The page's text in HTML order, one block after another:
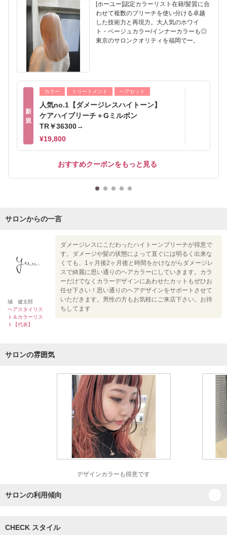
[ホーユー]認定カラーリスト在籍!髪質に合
わせて複数のブリーチを使い分ける卓越
した技術力と再現力。大人気のホワイ
ト・ベージュカラー/インナーカラーも◎
東京のサロンクオリティを福岡でー。
新
規
カラー トリートメント ヘアセット
人気no.1【ダメージレスハイトーン】
ケアハイブリーチ＋Gミルボン
TR￥36300→
¥19,800
おすすめクーポンをもっと見る
サロンからの一言
城 健太郎
ヘアスタイリス
ト＆カラーリス
ト【代表】
ダメージレスにこだわったハイトーンブリーチが得意で
す。ダメージや髪の状態によって直ぐには明るく出来な
くても、1ヶ月後2ヶ月後と時間をかけながらダメージレ
スで綺麗に思い通りのヘアカラーにしていきます。カラ
ーだけでなくカラーデザインにあわせたカットもぜひお
任せ下さい！思い通りのヘアデザインをサポートさせて
いただきます。男性の方もお気軽にご来店下さい。お待
ちしてます
サロンの雰囲気
デザインカラーも得意です
サロンの利用傾向
CHECK スタイル